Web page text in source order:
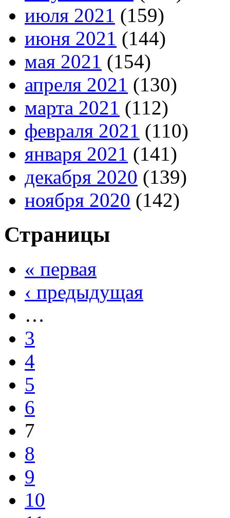
июля 2021 (159)
июня 2021 (144)
мая 2021 (154)
апреля 2021 (130)
марта 2021 (112)
февраля 2021 (110)
января 2021 (141)
декабря 2020 (139)
ноября 2020 (142)
Страницы
« первая
‹ предыдущая
…
3
4
5
6
7
8
9
10